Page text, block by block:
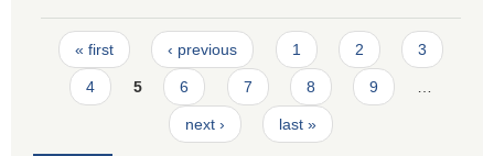
Pages
« first ‹ previous 1 2 3
4 5 6 7 8 9
next › last »